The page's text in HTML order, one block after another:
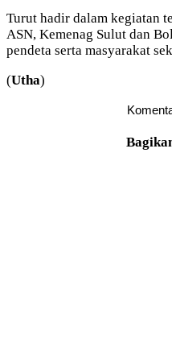
Turut hadir dalam kegiatan
ASN, Kemenag Sulut dan
pendeta serta masyarakat
(Utha)